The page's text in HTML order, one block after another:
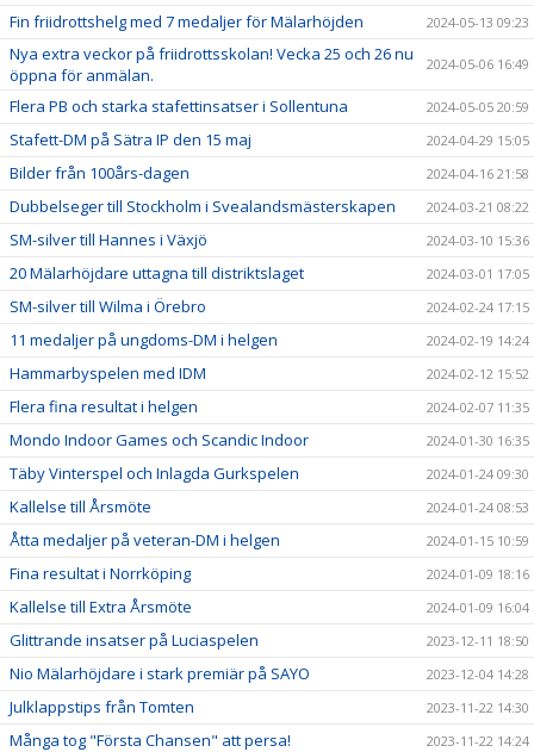
Fin friidrottshelg med 7 medaljer för Mälarhöjden 2024-05-13 09:23
Nya extra veckor på friidrottsskolan! Vecka 25 och 26 nu
öppna för anmälan.
2024-05-06 16:49
Flera PB och starka stafettinsatser i Sollentuna 2024-05-05 20:59
Stafett-DM på Sätra IP den 15 maj 2024-04-29 15:05
Bilder från 100års-dagen 2024-04-16 21:58
Dubbelseger till Stockholm i Svealandsmästerskapen 2024-03-21 08:22
SM-silver till Hannes i Växjö 2024-03-10 15:36
20 Mälarhöjdare uttagna till distriktslaget 2024-03-01 17:05
SM-silver till Wilma i Örebro 2024-02-24 17:15
11 medaljer på ungdoms-DM i helgen 2024-02-19 14:24
Hammarbyspelen med IDM 2024-02-12 15:52
Flera fina resultat i helgen 2024-02-07 11:35
Mondo Indoor Games och Scandic Indoor 2024-01-30 16:35
Täby Vinterspel och Inlagda Gurkspelen 2024-01-24 09:30
Kallelse till Årsmöte 2024-01-24 08:53
Åtta medaljer på veteran-DM i helgen 2024-01-15 10:59
Fina resultat i Norrköping 2024-01-09 18:16
Kallelse till Extra Årsmöte 2024-01-09 16:04
Glittrande insatser på Luciaspelen 2023-12-11 18:50
Nio Mälarhöjdare i stark premiär på SAYO 2023-12-04 14:28
Julklappstips från Tomten 2023-11-22 14:30
Många tog "Första Chansen" att persa! 2023-11-22 14:24